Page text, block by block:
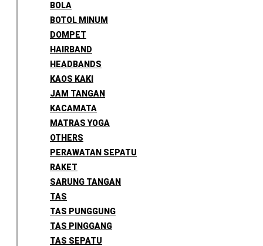
BOLA
BOTOL MINUM
DOMPET
HAIRBAND
HEADBANDS
KAOS KAKI
JAM TANGAN
KACAMATA
MATRAS YOGA
OTHERS
PERAWATAN SEPATU
RAKET
SARUNG TANGAN
TAS
TAS PUNGGUNG
TAS PINGGANG
TAS SEPATU